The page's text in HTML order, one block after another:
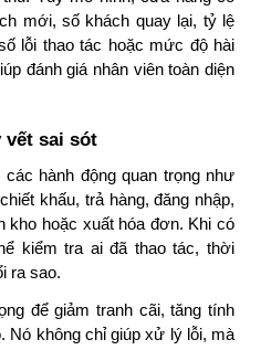
mới, số khách quay lại, tỷ lệ
lỗi thao tác hoặc mức độ hài
đánh giá nhân viên toàn diện
vết sai sót
hành động quan trọng như
khấu, trả hàng, đăng nhập,
kho hoặc xuất hóa đơn. Khi có
kiểm tra ai đã thao tác, thời
ra sao.
để giảm tranh cãi, tăng tính
Nó không chỉ giúp xử lý lỗi, mà